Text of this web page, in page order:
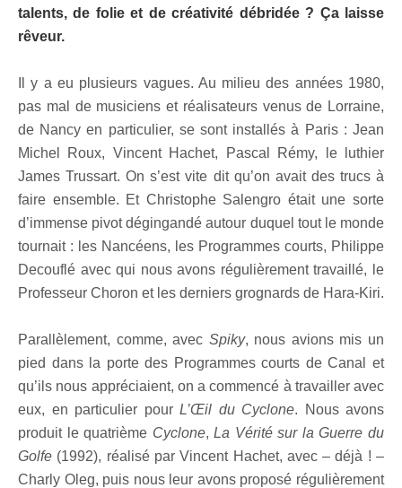
talents, de folie et de créativité débridée ? Ça laisse
rêveur.
Il y a eu plusieurs vagues. Au milieu des années 1980,
pas mal de musiciens et réalisateurs venus de Lorraine,
de Nancy en particulier, se sont installés à Paris : Jean
Michel Roux, Vincent Hachet, Pascal Rémy, le luthier
James Trussart. On s’est vite dit qu’on avait des trucs à
faire ensemble. Et Christophe Salengro était une sorte
d’immense pivot dégingandé autour duquel tout le monde
tournait : les Nancéens, les Programmes courts, Philippe
Decouflé avec qui nous avons régulièrement travaillé, le
Professeur Choron et les derniers grognards de Hara-Kiri.
Parallèlement, comme, avec Spiky, nous avions mis un
pied dans la porte des Programmes courts de Canal et
qu’ils nous appréciaient, on a commencé à travailler avec
eux, en particulier pour L’Œil du Cyclone. Nous avons
produit le quatrième Cyclone,La Vérité sur la Guerre du
Golfe (1992), réalisé par Vincent Hachet, avec – déjà ! –
Charly Oleg, puis nous leur avons proposé régulièrement